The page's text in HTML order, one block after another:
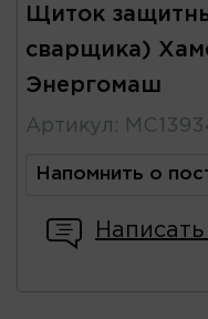
Щиток
сварщика)
Энергомаш
Артикул :
Напомнить о